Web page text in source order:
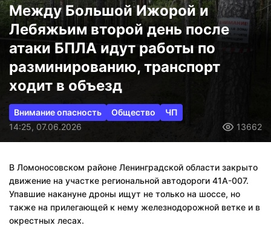
Между Большой Ижорой и
Лебяжьим второй день после
атаки БПЛА идут работы по
разминированию, транспорт
ходит в объезд
Внимание опасность Общество
ЧП
14:25, 07.06.2026
13662
В Ломоносовском районе Ленинградской области закрыто
движение на участке региональной автодороги 41А-007.
Упавшие накануне дроны ищут не только на шоссе, но
также на прилегающей к нему железнодорожной ветке и в
окрестных лесах.